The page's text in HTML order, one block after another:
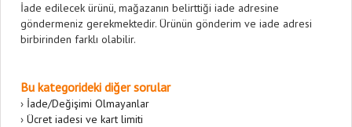
İade edilecek ürünü, mağazanın belirttiği iade adresine
göndermeniz gerekmektedir. Ürünün gönderim ve iade adresi
birbirinden farklı olabilir.
Bu kategorideki diğer sorular
› İade/Değişimi Olmayanlar
› Ücret iadesi ve kart limiti